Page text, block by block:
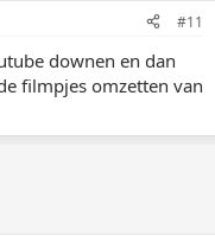
#11
downen en dan
filmpjes omzetten van